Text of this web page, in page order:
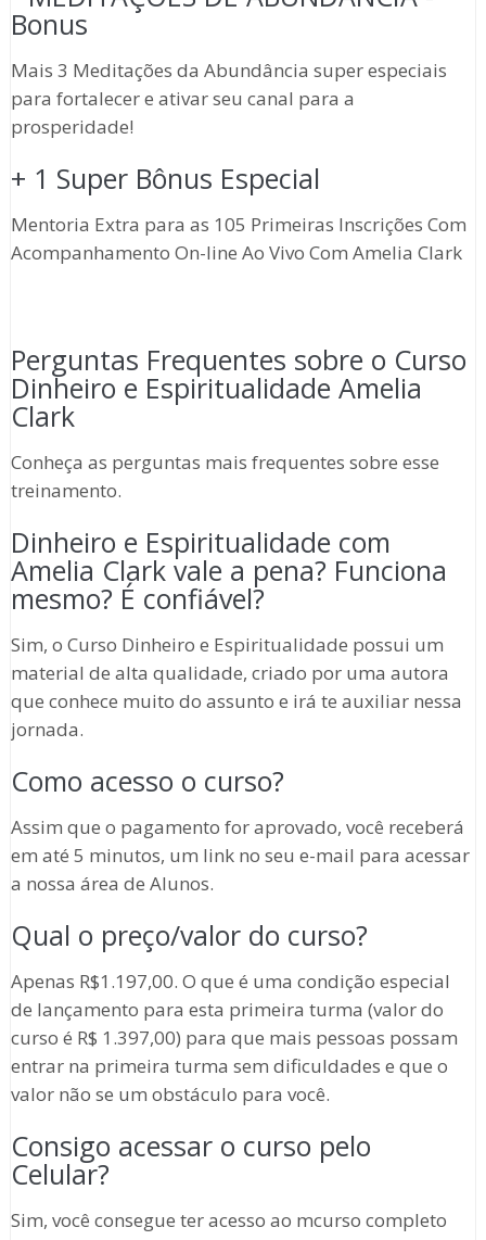
Mais 3 Meditações da Abundância super especiais
para fortalecer e ativar seu canal para a
prosperidade!
+ 1 Super Bônus Especial
Mentoria Extra para as 105 Primeiras Inscrições Com
Acompanhamento On-line Ao Vivo Com Amelia Clark
Perguntas Frequentes sobre o Curso
Dinheiro e Espiritualidade Amelia
Clark
Conheça as perguntas mais frequentes sobre esse
treinamento.
Dinheiro e Espiritualidade com
Amelia Clark vale a pena? Funciona
mesmo? É confiável?
Sim, o Curso Dinheiro e Espiritualidade possui um
material de alta qualidade, criado por uma autora
que conhece muito do assunto e irá te auxiliar nessa
jornada.
Como acesso o curso?
Assim que o pagamento for aprovado, você receberá
em até 5 minutos, um link no seu e-mail para acessar
a nossa área de Alunos.
Qual o preço/valor do curso?
Apenas R$1.197,00. O que é uma condição especial
de lançamento para esta primeira turma (valor do
curso é R$ 1.397,00) para que mais pessoas possam
entrar na primeira turma sem dificuldades e que o
valor não se um obstáculo para você.
Consigo acessar o curso pelo
Celular?
Sim, você consegue ter acesso ao mcurso completo